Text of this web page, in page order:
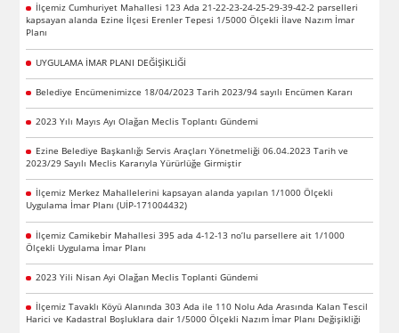
İlçemiz Cumhuriyet Mahallesi 123 Ada 21-22-23-24-25-29-39-42-2 parselleri
kapsayan alanda Ezine İlçesi Erenler Tepesi 1/5000 Ölçekli İlave Nazım İmar
Planı
UYGULAMA İMAR PLANI DEĞİŞİKLİĞİ
Belediye Encümenimizce 18/04/2023 Tarih 2023/94 sayılı Encümen Kararı
2023 Yılı Mayıs Ayı Olağan Meclis Toplantı Gündemi
Ezine Belediye Başkanlığı Servis Araçları Yönetmeliği 06.04.2023 Tarih ve
2023/29 Sayılı Meclis Kararıyla Yürürlüğe Girmiştir
İlçemiz Merkez Mahallelerini kapsayan alanda yapılan 1/1000 Ölçekli
Uygulama İmar Planı (UİP-171004432)
İlçemiz Camikebir Mahallesi 395 ada 4-12-13 no’lu parsellere ait 1/1000
Ölçekli Uygulama İmar Planı
2023 Yili Nisan Ayi Olağan Meclis Toplanti Gündemi
İlçemiz Tavaklı Köyü Alanında 303 Ada ile 110 Nolu Ada Arasında Kalan Tescil
Harici ve Kadastral Boşluklara dair 1/5000 Ölçekli Nazım İmar Planı Değişikliği